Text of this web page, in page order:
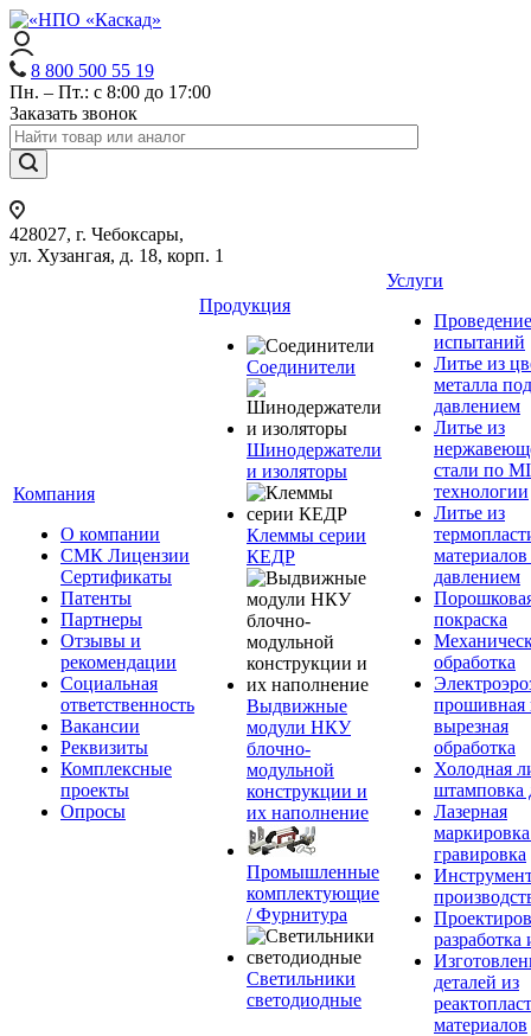
8 800 500 55 19
Пн. – Пт.: с 8:00 до 17:00
Заказать звонок
428027, г. Чебоксары,
ул. Хузангая, д. 18, корп. 1
Компания
О компании
СМК Лицензии
Сертификаты
Патенты
Партнеры
Отзывы и
рекомендации
Социальная
ответственность
Вакансии
Реквизиты
Комплексные
проекты
Опросы
Продукция
Соединители
Шинодержатели
и изоляторы
Клеммы серии
КЕДР
Выдвижные
модули НКУ
блочно-
модульной
конструкции и
их наполнение
Промышленные
комплектующие
/ Фурнитура
Светильники
светодиодные
Услуги
Проведение
испытаний
Литье из
металла под
давлением
Литье из
стали по
технологии
Литье из
давлением
покраска
обработка
прошивная
вырезная
обработка
Холодная
штамповка
Лазерная
гравировка
разработка
деталей из
материалов